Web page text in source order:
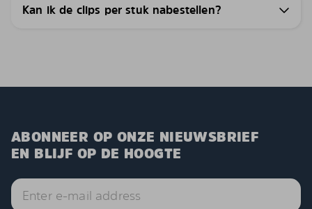
Kan ik de clips per stuk nabestellen?
ABONNEER OP ONZE NIEUWSBRIEF
EN BLIJF OP DE HOOGTE